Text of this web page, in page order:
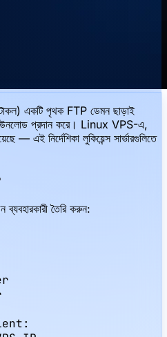
একটি পৃথক FTP ডেমন ছাড়াই
প্রদান করে। Linux VPS-এ,
এই নির্দেশিকা লুকিয়েন্স সার্ভারগুলিতে
তৈরি করুন: